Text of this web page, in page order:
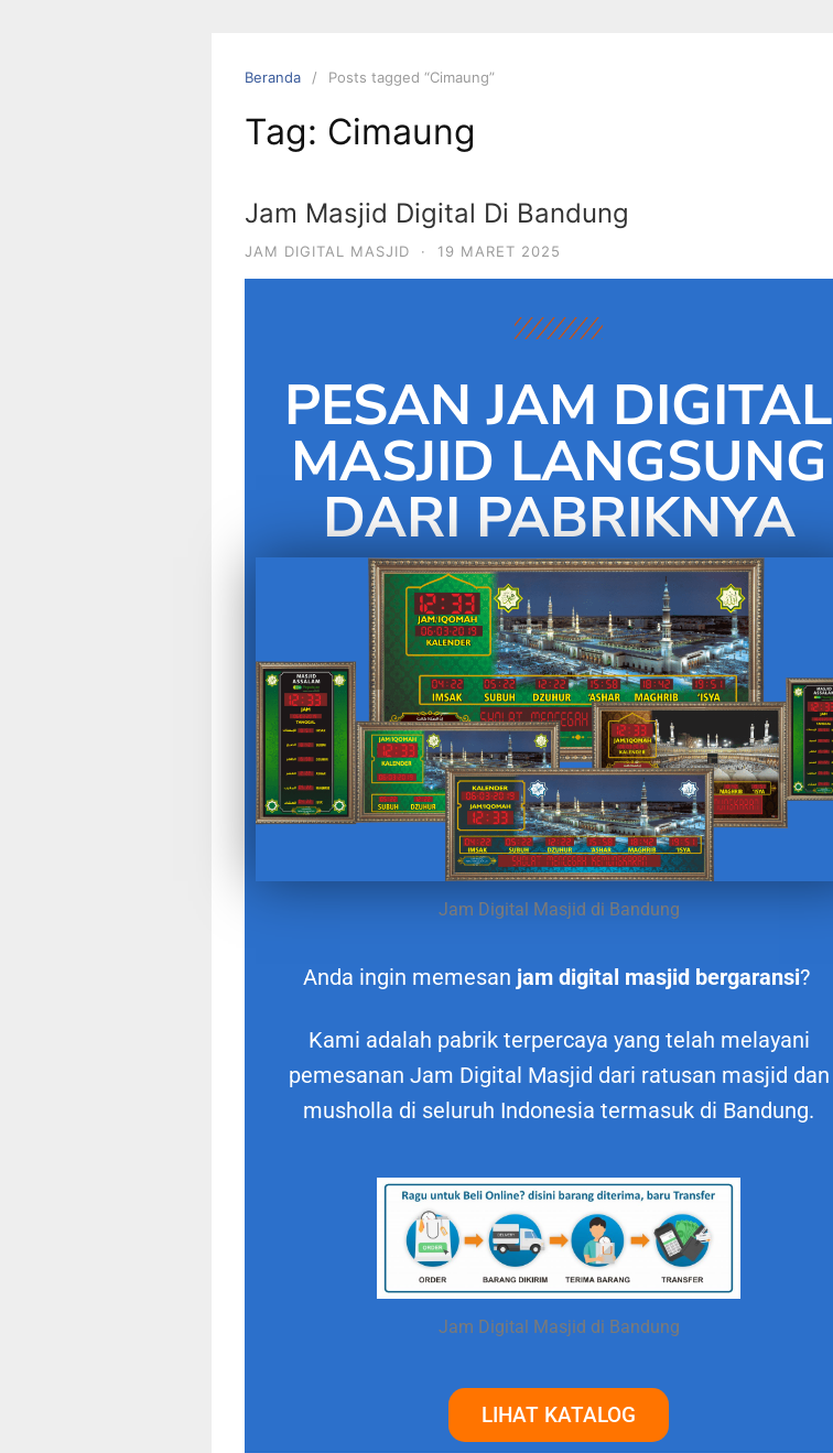
Beranda Posts tagged “Cimaung”
Tag: Cimaung
Jam Masjid Digital Di Bandung
JAM DIGITAL MASJID · 19 MARET 2025
PESAN JAM DIGITAL
MASJID LANGSUNG
DARI PABRIKNYA
Jam Digital Masjid di Bandung
Anda ingin memesan jam digital masjid bergaransi?
Kami adalah pabrik terpercaya yang telah melayani
pemesanan Jam Digital Masjid dari ratusan masjid dan
musholla di seluruh Indonesia termasuk di Bandung.
Jam Digital Masjid di Bandung
LIHAT KATALOG